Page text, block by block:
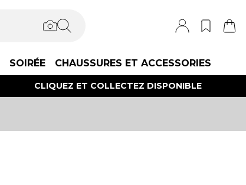
SOIRÉE CHAUSSURES ET ACCESSORIES
CLIQUEZ ET COLLECTEZ DISPONIBLE